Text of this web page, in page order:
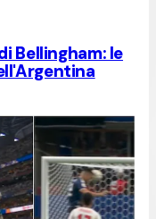
Bellingham: le